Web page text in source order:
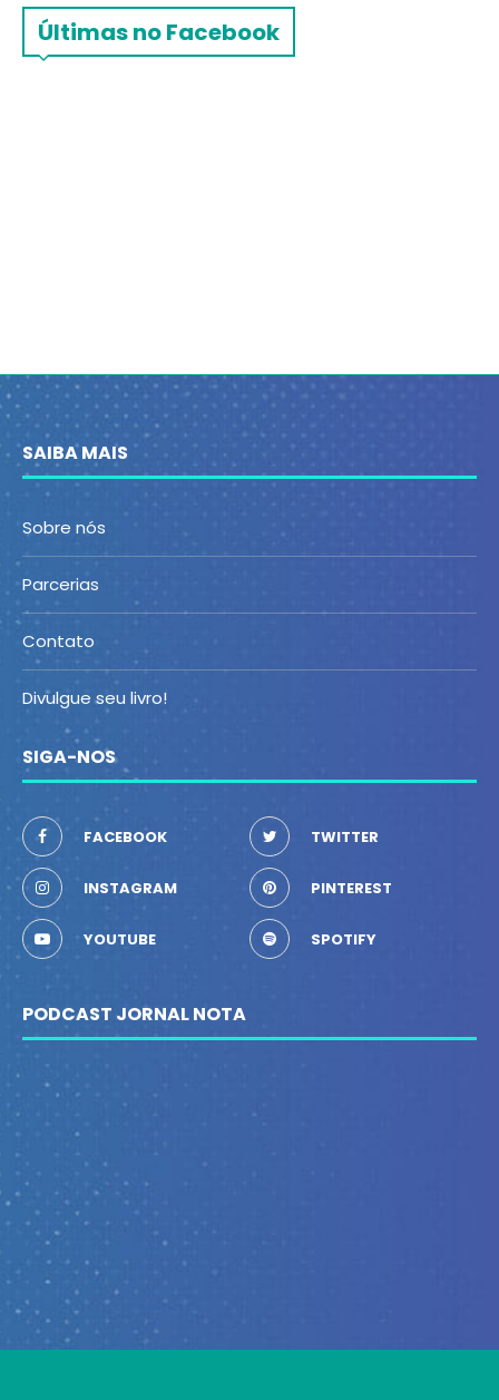
Últimas no Facebook
SAIBA MAIS
Sobre nós
Parcerias
Contato
Divulgue seu livro!
SIGA-NOS
FACEBOOK TWITTER
INSTAGRAM PINTEREST
YOUTUBE SPOTIFY
PODCAST JORNAL NOTA